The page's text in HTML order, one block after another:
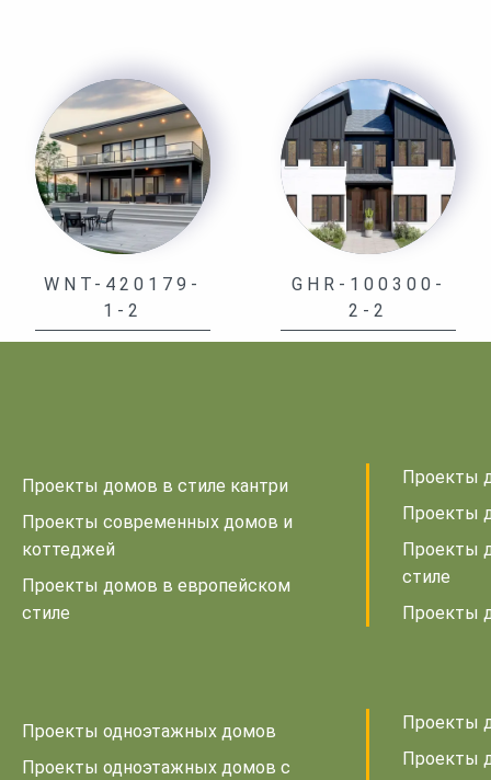
WNT-420179-
1-2
GHR-100300-
2-2
Проекты домов в стиле кантри
Проекты современных домов и
коттеджей
Проекты домов в европейском
стиле
Проекты
Проекты
Проекты
стиле
Проекты
Проекты одноэтажных домов
Проекты одноэтажных домов с
Проекты
Проекты